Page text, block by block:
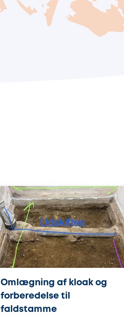
Omlægning af kloak og
forberedelse til
faldstamme